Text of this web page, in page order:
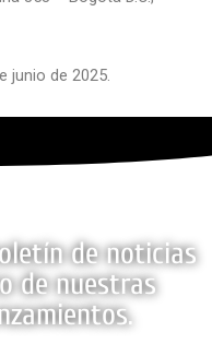
junio de 2025.
de noticias
de nuestras